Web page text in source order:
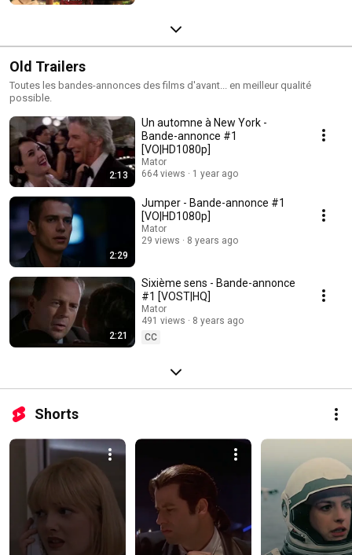
Old Trailers
Toutes les bandes-annonces des films d'avant... en meilleur qualité
possible.
2:13
Un automne à New York -
Bande-annonce #1
[VO|HD1080p]
Mator
664 views
1 year ago
2:29
Jumper - Bande-annonce #1
[VO|HD1080p]
Mator
29 views
8 years ago
2:21
Sixième sens - Bande-annonce
#1 [VOST|HQ]
Mator
491 views
8 years ago
CC
Shorts